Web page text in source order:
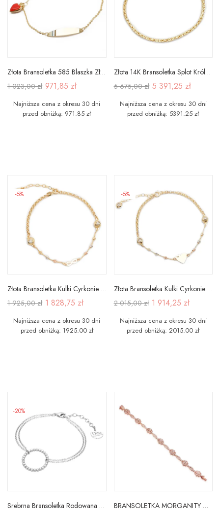
Złota Bransoletka 585 Blaszka Złote Serce 16cm
1 023,00 zł 971,85 zł
Najniższa cena z okresu 30 dni
przed obniżką: 971.85 zł
Złota 14K Bransoletka Splot Królewski 20,5cm
5 675,00 zł 5 391,25 zł
Najniższa cena z okresu 30 dni
przed obniżką: 5391.25 zł
-5%
Złota Bransoletka Kulki Cyrkonie Gwiazdka
1 925,00 zł 1 828,75 zł
Najniższa cena z okresu 30 dni
przed obniżką: 1925.00 zł
-5%
Złota Bransoletka Kulki Cyrkonie Dwa Serca
2 015,00 zł 1 914,25 zł
Najniższa cena z okresu 30 dni
przed obniżką: 2015.00 zł
-20%
Srebrna Bransoletka Rodowana Kółko
BRANSOLETKA MORGANITY DIAMENTY RÓŻOWE ZŁOTO 18cm